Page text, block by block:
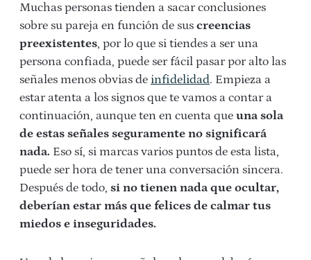
Muchas personas tienden a sacar conclusiones
sobre su pareja en función de sus creencias
preexistentes, por lo que si tiendes a ser una
persona confiada, puede ser fácil pasar por alto las
señales menos obvias de infidelidad. Empieza a
estar atenta a los signos que te vamos a contar a
continuación, aunque ten en cuenta que una sola
de estas señales seguramente no significará
nada. Eso sí, si marcas varios puntos de esta lista,
puede ser hora de tener una conversación sincera.
Después de todo, si no tienen nada que ocultar,
deberían estar más que felices de calmar tus
miedos e inseguridades.